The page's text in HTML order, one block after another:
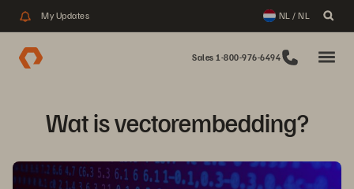
My Updates NL / NL
Sales 1-800-976-6494
Wat is vectorembedding?